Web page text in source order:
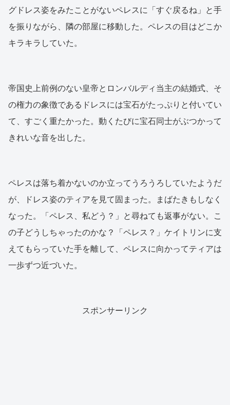
グドレス姿をみたことがないペレスに「すぐ戻るね」と手
を振りながら、隣の部屋に移動した。ペレスの目はどこか
キラキラしていた。
帝国史上前例のない皇帝とロンバルディ当主の結婚式、そ
の権力の象徴であるドレスには宝石がたっぷりと付いてい
て、すごく重たかった。動くたびに宝石同士がぶつかって
きれいな音を出した。
ペレスは落ち着かないのか立ってうろうろしていたようだ
が、ドレス姿のティアを見て固まった。まばたきもしなく
なった。「ペレス、私どう？」と尋ねても返事がない。こ
の子どうしちゃったのかな？「ペレス？」ケイトリンに支
えてもらっていた手を離して、ペレスに向かってティアは
一歩ずつ近づいた。
スポンサーリンク